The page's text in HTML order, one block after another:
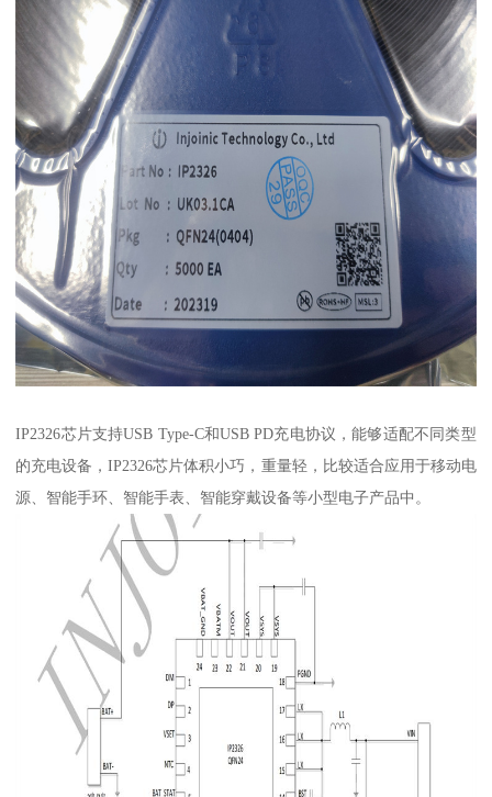
IP2326芯片支持USB Type-C和USB PD充电协议，能够适配不同类型
的充电设备，IP2326芯片体积小巧，重量轻，比较适合应用于移动电
源、智能手环、智能手表、智能穿戴设备等小型电子产品中。